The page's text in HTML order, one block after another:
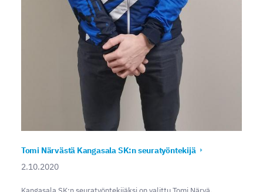
Tomi Närvästä Kangasala SK:n seuratyöntekijä
2.10.2020